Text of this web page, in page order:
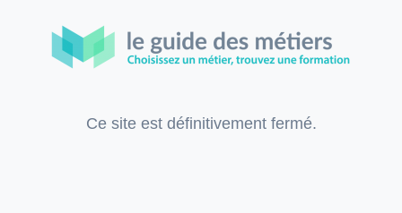
Ce site est définitivement fermé.